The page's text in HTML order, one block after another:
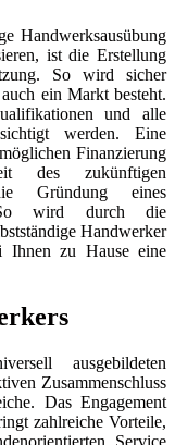
Handwerksausübung
ist die Erstellung
So wird sicher
auch ein Markt besteht.
und alle
werden. Eine
Finanzierung
des zukünftigen
Gründung eines
So wird durch die
Handwerker
Ihnen zu Hause eine
ausgebildeten
Zusammenschluss
Das Engagement
zahlreiche Vorteile,
Service